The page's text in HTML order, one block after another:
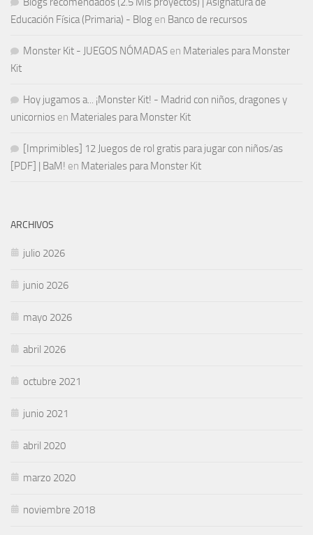
Educación Física (Primaria) - Blog en Banco de recursos
Monster Kit - JUEGOS NÓMADAS en Materiales para Monster
Kit
Hoy jugamos a... ¡Monster Kit! - Madrid con niños, dragones y
unicornios en Materiales para Monster Kit
[Imprimibles] 12 Juegos de rol gratis para jugar con niños/as
[PDF] | BaM! en Materiales para Monster Kit
ARCHIVOS
julio 2026
junio 2026
mayo 2026
abril 2026
octubre 2021
junio 2021
abril 2020
marzo 2020
noviembre 2018